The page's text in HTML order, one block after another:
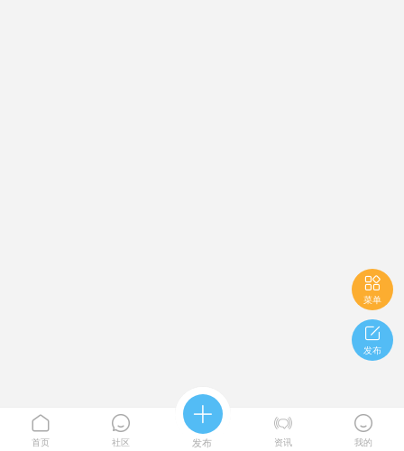

菜单

发布

首页

社区

发布

资讯

我的